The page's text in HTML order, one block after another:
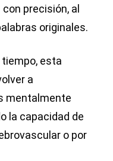
precisión, al
originales.
tiempo, esta
a
mentalmente
la capacidad de
o por